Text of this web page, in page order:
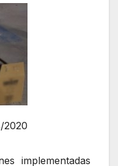
2020
implementadas